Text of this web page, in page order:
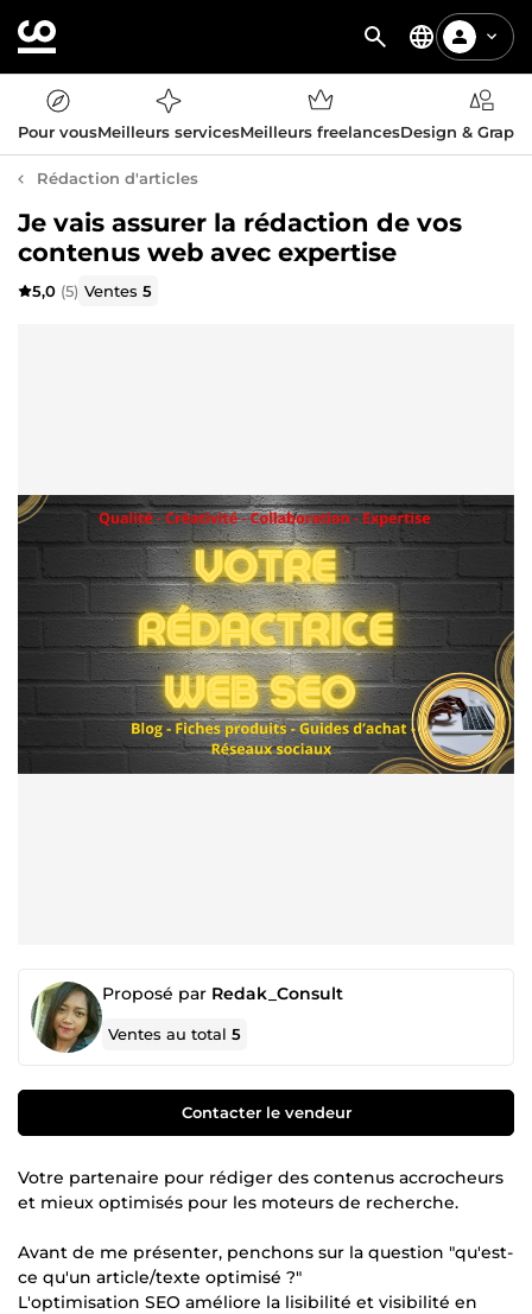
Pour vousMeilleurs servicesMeilleurs freelancesDesign &
Rédaction d'articles
Je vais assurer la rédaction de vos
contenus web avec expertise
5,0 (5) Ventes5
Proposé par Redak_Consult
Ventes au total5
Contacter le vendeur
Votre partenaire pour rédiger des contenus accrocheurs
et mieux optimisés pour les moteurs de recherche.
Avant de me présenter, penchons sur la question "qu'est-
ce qu'un article/texte optimisé ?"
L'optimisation SEO améliore la lisibilité et visibilité en